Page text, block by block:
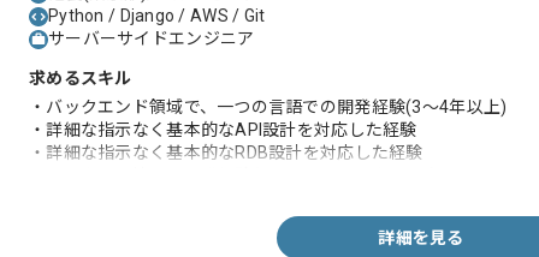
Python / Django / AWS / Git
サーバーサイドエンジニア
求めるスキル
・バックエンド領域で、一つの言語での開発経験(3～4年以上)
・詳細な指示なく基本的なAPI設計を対応した経験
・詳細な指示なく基本的なRDB設計を対応した経験
詳細を見る